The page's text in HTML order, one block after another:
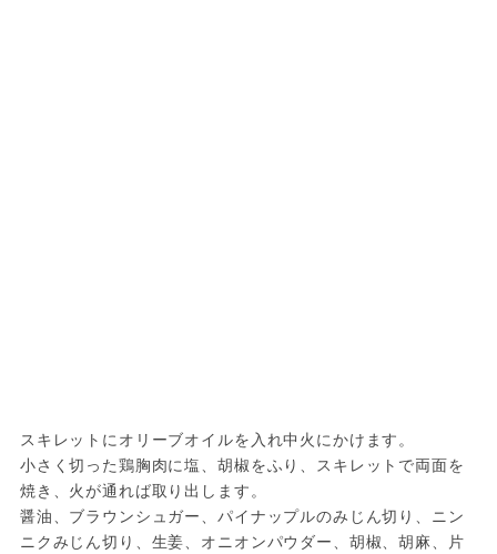
スキレットにオリーブオイルを入れ中火にかけます。
小さく切った鶏胸肉に塩、胡椒をふり、スキレットで両面を
焼き、火が通れば取り出します。
醤油、ブラウンシュガー、パイナップルのみじん切り、ニン
ニクみじん切り、生姜、オニオンパウダー、胡椒、胡麻、片